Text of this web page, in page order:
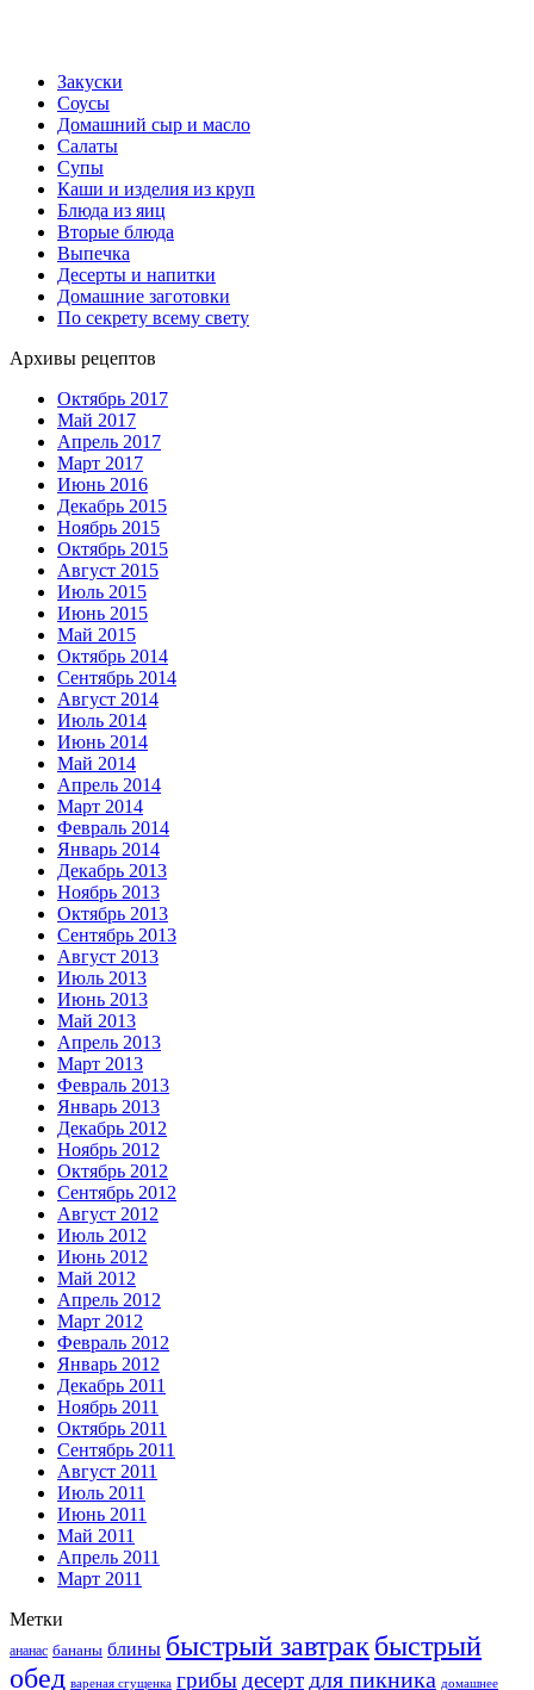
Закуски
Соусы
Домашний сыр и масло
Салаты
Супы
Каши и изделия из круп
Блюда из яиц
Вторые блюда
Выпечка
Десерты и напитки
Домашние заготовки
По секрету всему свету
Архивы рецептов
Октябрь 2017
Май 2017
Апрель 2017
Март 2017
Июнь 2016
Декабрь 2015
Ноябрь 2015
Октябрь 2015
Август 2015
Июль 2015
Июнь 2015
Май 2015
Октябрь 2014
Сентябрь 2014
Август 2014
Июль 2014
Июнь 2014
Май 2014
Апрель 2014
Март 2014
Февраль 2014
Январь 2014
Декабрь 2013
Ноябрь 2013
Октябрь 2013
Сентябрь 2013
Август 2013
Июль 2013
Июнь 2013
Май 2013
Апрель 2013
Март 2013
Февраль 2013
Январь 2013
Декабрь 2012
Ноябрь 2012
Октябрь 2012
Сентябрь 2012
Август 2012
Июль 2012
Июнь 2012
Май 2012
Апрель 2012
Март 2012
Февраль 2012
Январь 2012
Декабрь 2011
Ноябрь 2011
Октябрь 2011
Сентябрь 2011
Август 2011
Июль 2011
Июнь 2011
Май 2011
Апрель 2011
Март 2011
Метки
ананас бананы блины быстрый завтрак быстрый
обед вареная сгущенка грибы десерт для пикника домашнее